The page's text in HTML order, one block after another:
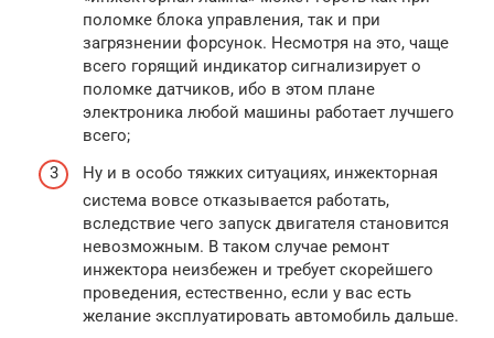
поломке блока управления, так и при
загрязнении форсунок. Несмотря на это, чаще
всего горящий индикатор сигнализирует о
поломке датчиков, ибо в этом плане
электроника любой машины работает лучшего
всего;
Ну и в особо тяжких ситуациях, инжекторная
система вовсе отказывается работать,
вследствие чего запуск двигателя становится
невозможным. В таком случае ремонт
инжектора неизбежен и требует скорейшего
проведения, естественно, если у вас есть
желание эксплуатировать автомобиль дальше.